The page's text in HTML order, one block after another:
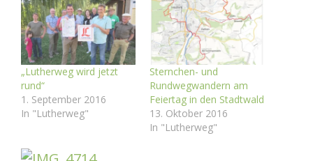
„Lutherweg wird jetzt
rund“
1. September 2016
In "Lutherweg"
Sternchen- und
Rundwegwandern am
Feiertag in den Stadtwald
13. Oktober 2016
In "Lutherweg"